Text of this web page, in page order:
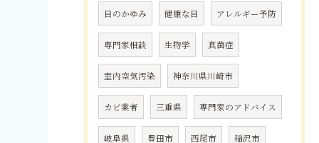
目のかゆみ 健康な目 アレルギー予防
専門家相談 生物学 真菌症
室内空気汚染 神奈川県川崎市
カビ業者 三重県 専門家のアドバイス
岐阜県 豊田市 西尾市 稲沢市